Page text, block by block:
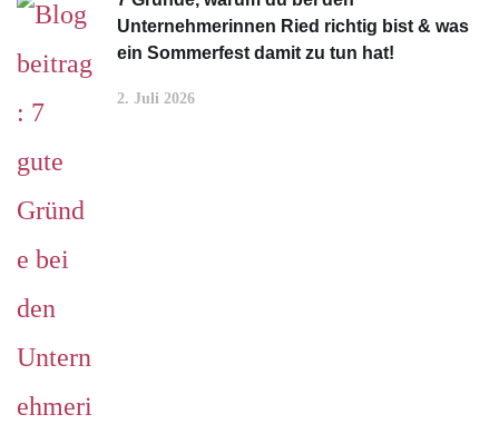
Unternehmerinnen Ried richtig bist & was
ein Sommerfest damit zu tun hat!
2. Juli 2026